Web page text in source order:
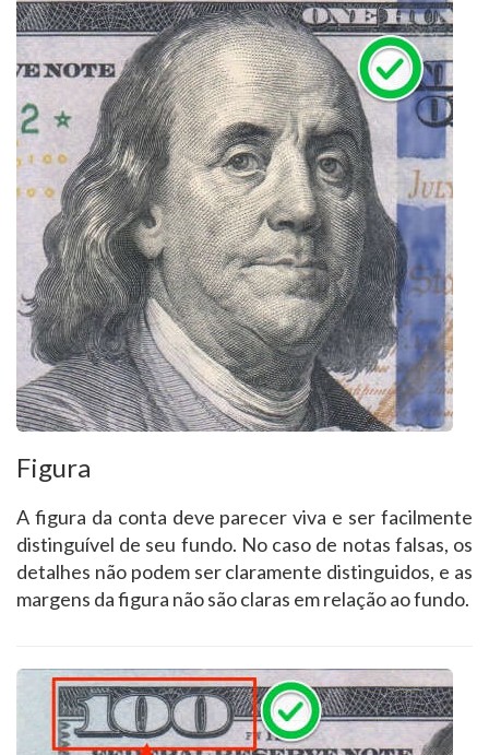
Figura
A figura da conta deve parecer viva e ser facilmente
distinguível de seu fundo. No caso de notas falsas, os
detalhes não podem ser claramente distinguidos, e as
margens da figura não são claras em relação ao fundo.